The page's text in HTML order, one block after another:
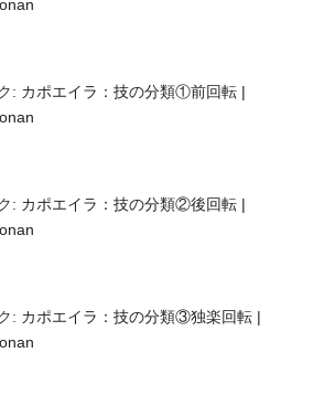
: カポエイラ：技の分類①前回転 |
: カポエイラ：技の分類②後回転 |
: カポエイラ：技の分類③独楽回転 |